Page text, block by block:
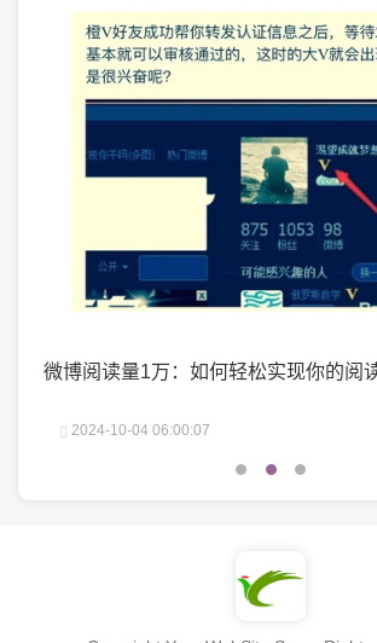
微博阅读量1万：如何轻松实现你的阅
2024-10-04 06:00:07